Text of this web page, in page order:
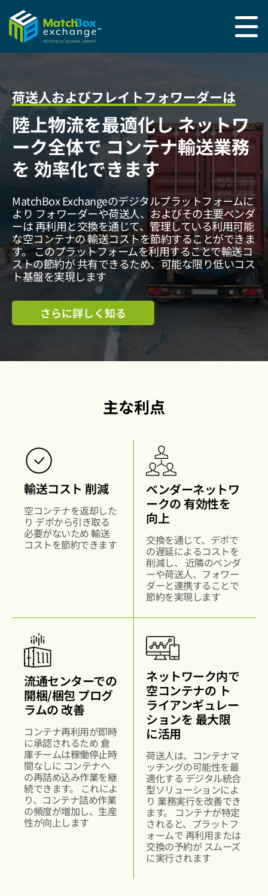
荷送人およびフレイトフォワーダーは
陸上物流を最適化しネットワ
ーク全体でコンテナ輸送業務
を 効率化できます
MatchBox Exchangeのデジタルプラットフォームに
より フォワーダーや荷送人、およびその主要ベンダ
ーは再利用と交換を通じて、管理している利用可能
な空コンテナの輸送コストを節約することができま
す。 このプラットフォームを利用することで輸送コ
ストの節約が共有できるため、可能な限り低いコス
ト基盤を実現します
さらに詳しく知る
主な利点
輸送コスト 削減
空コンテナを返却した
り デポから引き取る
必要がないため輸送
コストを節約できます
ベンダーネットワ
ークの有効性を
向上
交換を通じて、デポで
の遅延によるコストを
削減し、 近隣のベンダ
ーや荷送人、フォワー
ダーと連携することで
節約を実現します
流通センターでの
開梱/梱包 プログ
ラムの 改善
コンテナ再利用が即時
に承認されるため倉
庫チームは稼働停止時
間なしに コンテナへ
の再詰め込み作業を継
続できます。 これによ
り、コンテナ詰め作業
の頻度が増加し、生産
性が向上します
ネットワーク内で
空コンテナの ト
ライアンギュレー
ションを 最大限
に活用
荷送人は、コンテナマ
ッチングの可能性を最
適化する デジタル統合
型ソリューションによ
り 業務実行を改善でき
ます。 コンテナが特定
されると、プラットフ
ォームで再利用または
交換の予約が スムーズ
に実行されます